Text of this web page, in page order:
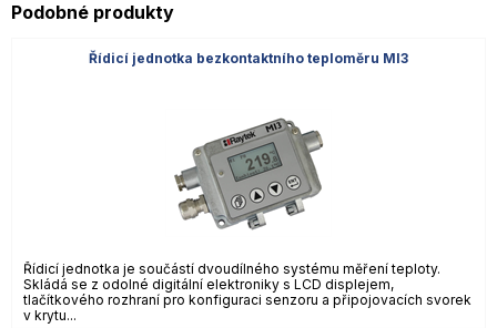
Podobné produkty
Řídicí jednotka bezkontaktního teploměru MI3
Řídicí jednotka je součástí dvoudílného systému měření teploty.
Skládá se z odolné digitální elektroniky s LCD displejem,
tlačítkového rozhraní pro konfiguraci senzoru a připojovacích svorek
v krytu...